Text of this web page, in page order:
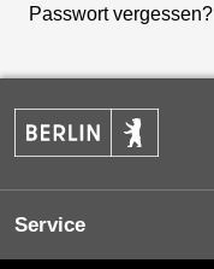
Passwort vergessen?
Service